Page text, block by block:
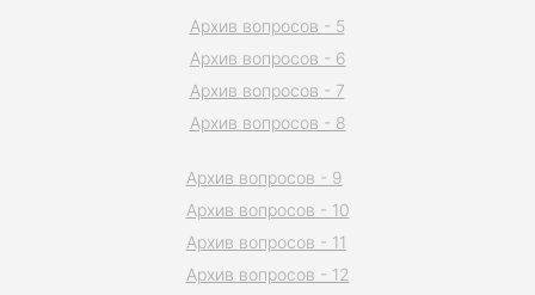
Архив вопросов - 5
Архив вопросов - 6
Архив вопросов - 7
Архив вопросов - 8
Архив вопросов - 9
Архив вопросов - 10
Архив вопросов - 11
Архив вопросов - 12